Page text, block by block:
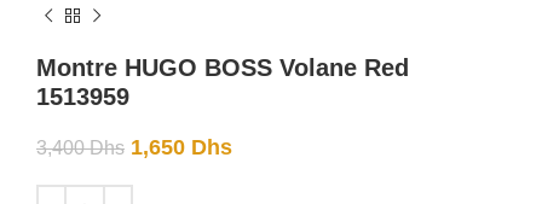
Montre HUGO BOSS Volane Red
1513959
3,400Dhs 1,650 Dhs